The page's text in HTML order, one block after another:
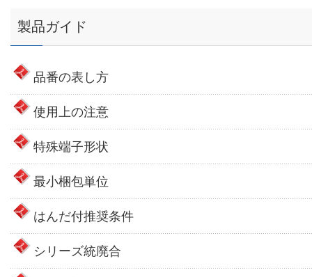
製品ガイド
品番の表し方
使用上の注意
特殊端子形状
最小梱包単位
はんだ付推奨条件
シリーズ統廃合